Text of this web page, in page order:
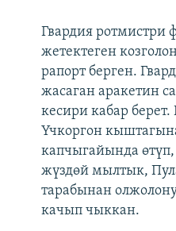
Гвардия ротмистри
жетектеген
рапорт берген.
жасаган аракетин
кесири кабар
Үчкоргон
капчыгайында
жүздөй мылтык,
тарабынан
качып чыккан.